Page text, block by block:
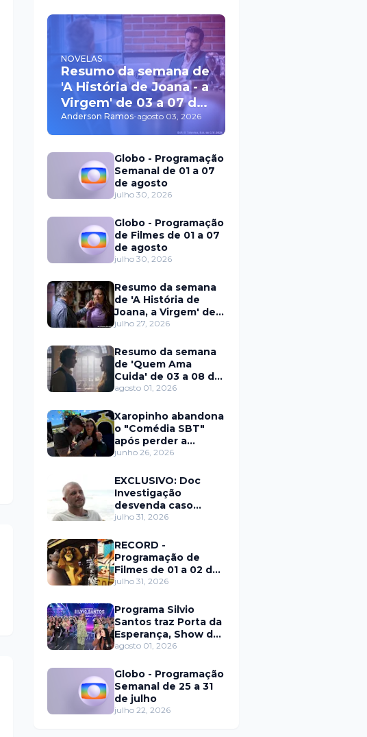
NOVELAS
Resumo da semana de
'A História de Joana - a
Virgem' de 03 a 07 de
agosto
Anderson Ramos-agosto 03, 2026
Globo - Programação
Semanal de 01 a 07
de agosto
julho 30, 2026
Globo - Programação
de Filmes de 01 a 07
de agosto
julho 30, 2026
Resumo da semana
de 'A História de
Joana, a Virgem' de
27 a 31 de julho
julho 27, 2026
Resumo da semana
de 'Quem Ama
Cuida' de 03 a 08 de
agosto
agosto 01, 2026
Xaropinho abandona
o "Comédia SBT"
após perder a
paciência com Sarro
junho 26, 2026
EXCLUSIVO: Doc
Investigação
desvenda caso
Eduardo Martins e
trás de fraude
internacional
julho 31, 2026
RECORD -
Programação de
Filmes de 01 a 02 de
agosto
julho 31, 2026
Programa Silvio
Santos traz Porta da
Esperança, Show de
Calouros e Qual é a
domingo (2)
agosto 01, 2026
Globo - Programação
Semanal de 25 a 31
de julho
julho 22, 2026